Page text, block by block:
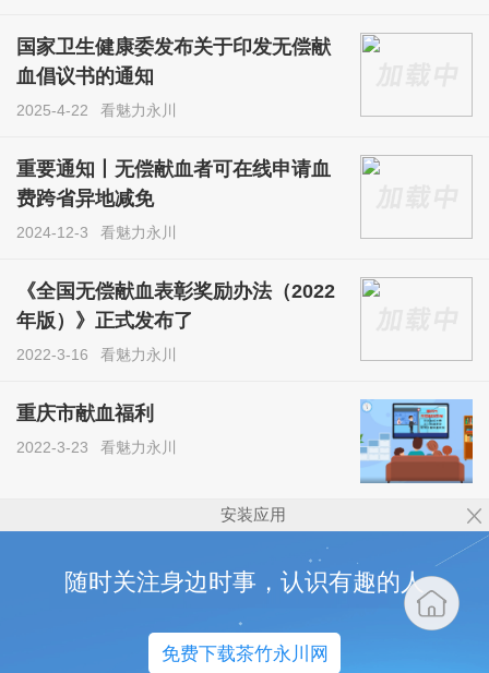
国家卫生健康委发布关于印发无偿献
血倡议书的通知
2025-4-22 看魅力永川
重要通知丨无偿献血者可在线申请血
费跨省异地减免
2024-12-3 看魅力永川
《全国无偿献血表彰奖励办法（2022
年版）》正式发布了
2022-3-16 看魅力永川
重庆市献血福利
2022-3-23 看魅力永川
安装应用
随时关注身边时事，认识有趣的人
免费下载茶竹永川网